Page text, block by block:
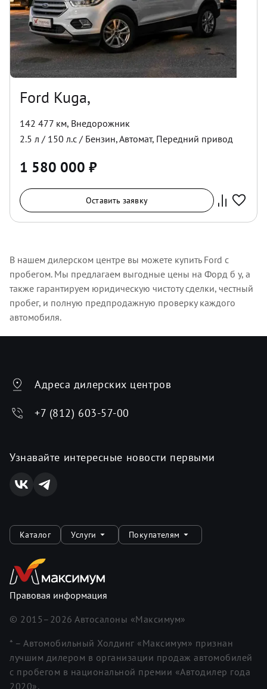
Ford Kuga,
142 477 км, Внедорожник
2.5 л / 150 л.с / Бензин,Автомат, Передний привод
1 580 000 ₽
Оставить заявку
В нашем дилерском центре вы можете купить Ford с
пробегом. Мы предлагаем выгодные цены на Форд б у, а
также гарантируем юридическую чистоту сделки, честный
пробег, и полную предпродажную проверку каждого
автомобиля.
Адреса дилерских центров
+7 (812) 603-57-00
Узнавайте интересные новости первыми
Каталог Услуги Покупателям
Правовая информация
© 2015– 2026 Автосалоны «Максимум»
* – Автомобильный Холдинг «Максимум» признан
лучшим дилером в организации продаж автомобилей
с пробегом в национальной премии «Автодилер года
2020».